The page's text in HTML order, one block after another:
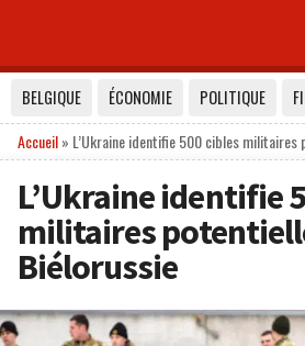
BELGIQUE ÉCONOMIE POLITIQUE
Accueil» L’Ukraine identifie 500 cibles
L’Ukraine identifie
militaires
Biélorussie